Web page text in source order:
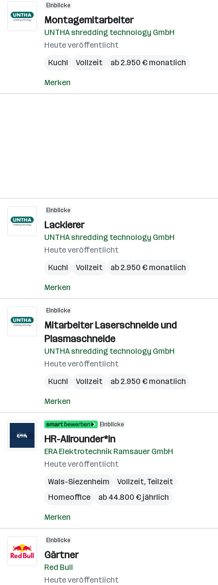
Einblicke
Montagemitarbeiter
UNTHA shredding technology GmbH
Heute veröffentlicht
Kuchl
Vollzeit ab 2.950 € monatlich
Merken
Einblicke
Lackierer
UNTHA shredding technology GmbH
Heute veröffentlicht
Kuchl
Vollzeit ab 2.950 € monatlich
Merken
Einblicke
Mitarbeiter Laserschneide und
Plasmaschneide
UNTHA shredding technology GmbH
Heute veröffentlicht
Kuchl
Vollzeit ab 2.950 € monatlich
Merken
Einblicke
HR-Allrounder*in
ERA Elektrotechnik Ramsauer GmbH
Heute veröffentlicht
Wals-Siezenheim
Vollzeit, Teilzeit
Homeoffice
ab 44.800 € jährlich
Merken
Einblicke
Gärtner
Red Bull
Heute veröffentlicht